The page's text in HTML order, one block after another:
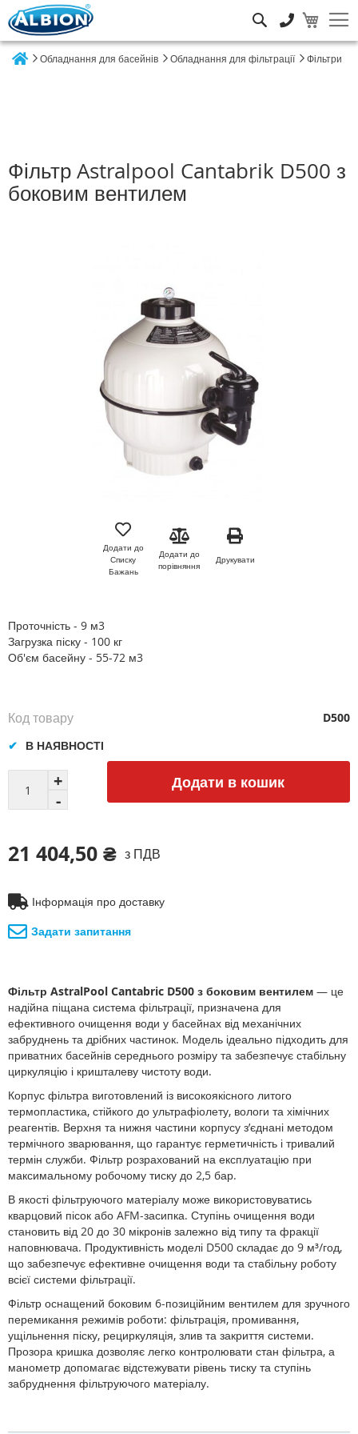
Обладнання для басейнів Обладнання для фільтрації Фільтри
Фільтр Astralpool Cantabrik D500 з
боковим вентилем
Додати до
Списку
Бажань
Додати до
порівняння
Друкувати
Проточність - 9 м3
Загрузка піску - 100 кг
Об'єм басейну - 55-72 м3
Додати в кошик
21 404,50 ₴ з ПДВ
В НАЯВНОСТІ
Код товару D500
Інформація про доставку
Задати запитання
Фільтр AstralPool Cantabric D500 з боковим вентилем — це
надійна піщана система фільтрації, призначена для
ефективного очищення води у басейнах від механічних
забруднень та дрібних частинок. Модель ідеально підходить для
приватних басейнів середнього розміру та забезпечує стабільну
циркуляцію і кришталеву чистоту води.
Корпус фільтра виготовлений із високоякісного литого
термопластика, стійкого до ультрафіолету, вологи та хімічних
реагентів. Верхня та нижня частини корпусу з’єднані методом
термічного зварювання, що гарантує герметичність і тривалий
термін служби. Фільтр розрахований на експлуатацію при
максимальному робочому тиску до 2,5 бар.
В якості фільтруючого матеріалу може використовуватись
кварцовий пісок або AFM-засипка. Ступінь очищення води
становить від 20 до 30 мікронів залежно від типу та фракції
наповнювача. Продуктивність моделі D500 складає до 9 м³/год,
що забезпечує ефективне очищення води та стабільну роботу
всієї системи фільтрації.
Фільтр оснащений боковим 6-позиційним вентилем для зручного
перемикання режимів роботи: фільтрація, промивання,
ущільнення піску, рециркуляція, злив та закриття системи.
Прозора кришка дозволяє легко контролювати стан фільтра, а
манометр допомагає відстежувати рівень тиску та ступінь
забруднення фільтруючого матеріалу.